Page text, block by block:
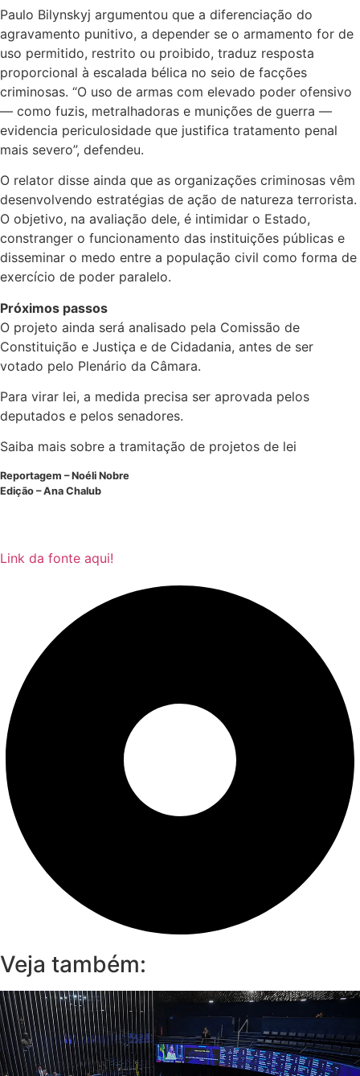
Paulo Bilynskyj argumentou que a diferenciação do
agravamento punitivo, a depender se o armamento for de
uso permitido, restrito ou proibido, traduz resposta
proporcional à escalada bélica no seio de facções
criminosas. “O uso de armas com elevado poder ofensivo
— como fuzis, metralhadoras e munições de guerra —
evidencia periculosidade que justifica tratamento penal
mais severo”, defendeu.
O relator disse ainda que as organizações criminosas vêm
desenvolvendo estratégias de ação de natureza terrorista.
O objetivo, na avaliação dele, é intimidar o Estado,
constranger o funcionamento das instituições públicas e
disseminar o medo entre a população civil como forma de
exercício de poder paralelo.
Próximos passos
O projeto ainda será analisado pela Comissão de
Constituição e Justiça e de Cidadania, antes de ser
votado pelo Plenário da Câmara.
Para virar lei, a medida precisa ser aprovada pelos
deputados e pelos senadores.
Saiba mais sobre a tramitação de projetos de lei
Reportagem – Noéli Nobre
Edição – Ana Chalub
Link da fonte aqui!
Veja também: